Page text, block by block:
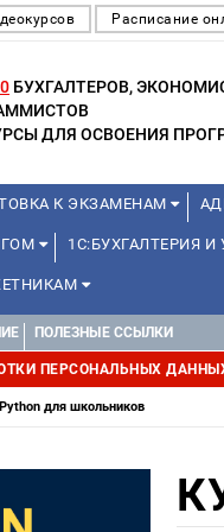
Расписание
БУХГАЛТЕРОВ,
ДЛЯ ОСВОЕНИЯ
К ЭКЗАМЕНАМ
1С:БУХГАЛТЕРИЯ
ПРЕПОДАВАТЕЛЕЙ
(ОТ 8 ДО 17 ЛЕТ)
ПОЛЕЗНЫЕ ССЫЛКИ
ПЕРСОНАЛЬНЫХ
для школьников